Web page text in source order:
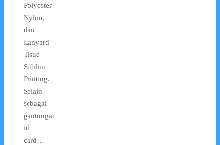
Polyester
Nylon,
dan
Lanyard
Tisue
Sublim
Printing.
Selain
sebagai
gantungan
id
card…